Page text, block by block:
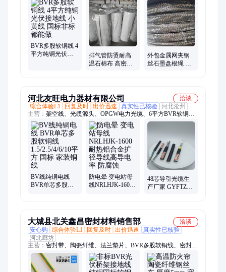
合带、回转轴、石墨绳、密封绳、油盘根、乙烯垫、真空泵、石
墨垫、密封纸、全棉带、石棉带、氟龙板、圆编绳
BVR多股软铜线 4
平方纯铜光伏接
排气管防烫耐高
温石棉布 高密度
外包金属网夹钢
丝石墨盘根绳 高
河北友旺电力器材有限公司
洽谈
综合体验L1
回复及时 出价迅速 真实性已核验 河北沧州
主营： 架空线、光缆源头、OPGW电力光缆、6平方BVR软铜线
价格、钢芯铝绞线、铝合金导线、架空绝缘线源头、铝包钢芯铝
导线、铝镁合金管型母线、电力金具、光缆金具、铝包殷钢导
线、扩径导线、稀土导线、电站导线
BV线纯铜电线
BVR单芯多股软
防电晕 变电站母
线NRLHJK-1600
48芯导引光缆生
产厂家 GYFTZY-
大城县北关鑫昌密封材料销售部
洽谈
安心购
综合体验L1 回复及时 出价迅速
真实性已核验
河北廊坊
主营： 密封带、陶瓷纤维、法兰垫片、BVR多股软铜线、密封垫
片、高水基盘根、混编盘根环、高压石棉板、黑四氟盘根、氟橡
胶垫片、玻璃鳞片胶泥、碳纤维盘根环、三元乙丙丁腈板、金属